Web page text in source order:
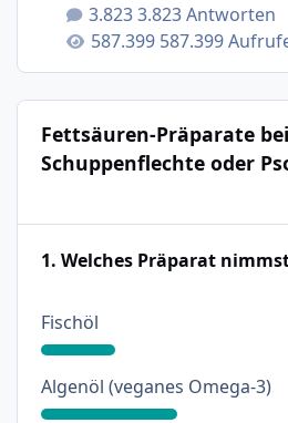
3.823 Antworten
587.399
Fettsäuren-Präparate bei
Schuppenflechte oder
1. Welches Präparat
Fischöl: 18%
Algenöl (veganes Omega-3):